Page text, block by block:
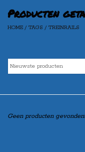
LEGO
Producten
HOME / TAGS / TREINRAILS
Geen producten